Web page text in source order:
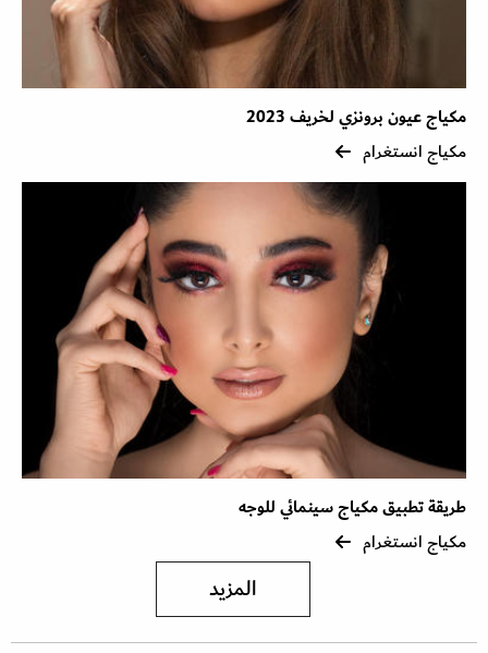
مكياج عيون برونزي لخريف 2023
مكياج انستغرام
طريقة تطبيق مكياج سينمائي للوجه
مكياج انستغرام
المزيد